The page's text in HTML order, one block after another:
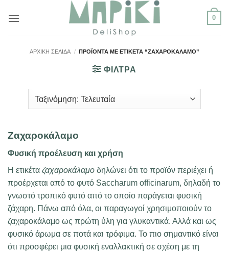
στο
0
ΑΡΧΙΚΉ ΣΕΛΊΔΑ / ΠΡΟΪΌΝΤΑ ΜΕ ΕΤΙΚΈΤΑ “ΖΑΧΑΡΟΚΆΛΑΜΟ”
ΦΙΛΤΡΑ
Zαχαροκάλαμο
Φυσική προέλευση και χρήση
Η ετικέτα ζαχαροκάλαμο δηλώνει ότι το προϊόν περιέχει ή
προέρχεται από το φυτό Saccharum officinarum, δηλαδή το
γνωστό τροπικό φυτό από το οποίο παράγεται φυσική
ζάχαρη. Πάνω από όλα, οι παραγωγοί χρησιμοποιούν το
ζαχαροκάλαμο ως πρώτη ύλη για γλυκαντικά. Αλλά και ως
φυσικό άρωμα σε ποτά και τρόφιμα. Το πιο σημαντικό είναι
ότι προσφέρει μια φυσική εναλλακτική σε σχέση με τη